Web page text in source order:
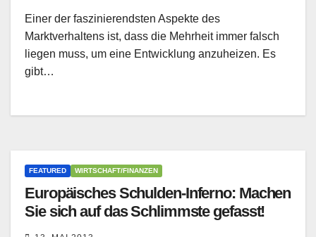
Einer der faszinierendsten Aspekte des
Marktverhaltens ist, dass die Mehrheit immer falsch
liegen muss, um eine Entwicklung anzuheizen. Es
gibt…
FEATURED WIRTSCHAFT/FINANZEN
Europäisches Schulden-Inferno: Machen
Sie sich auf das Schlimmste gefasst!